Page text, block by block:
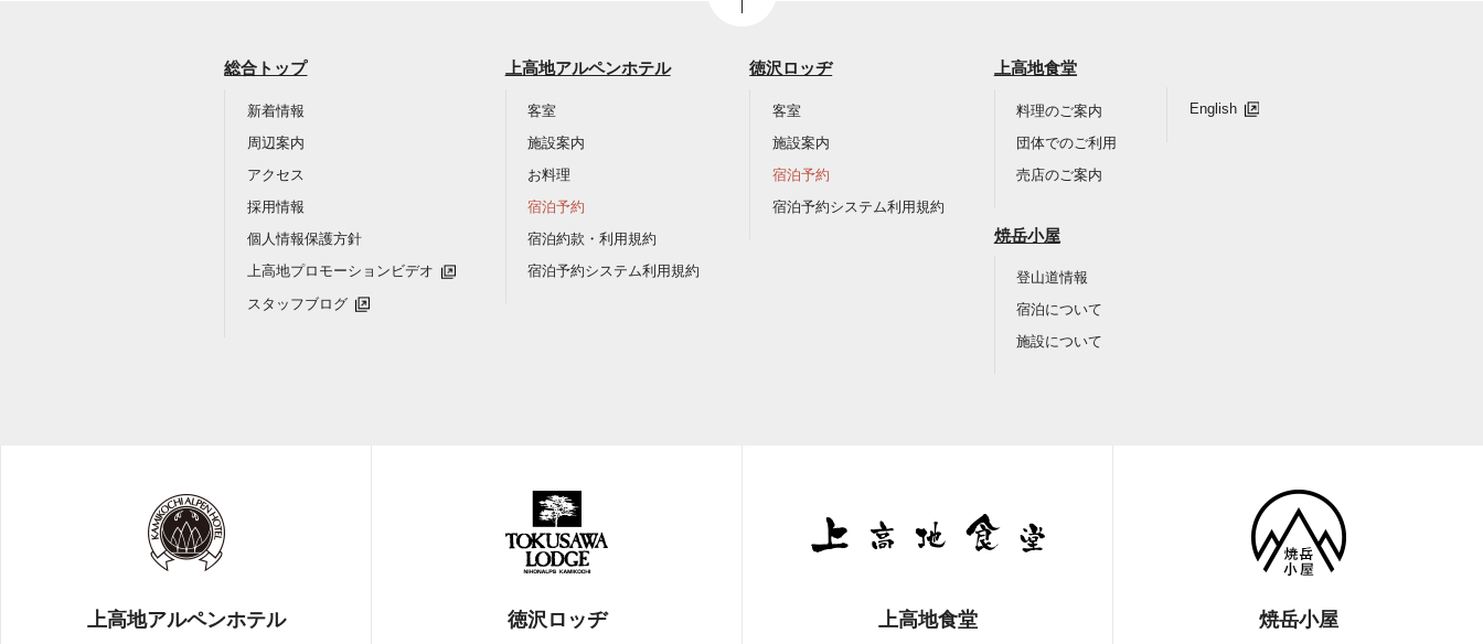
総合トップ
新着情報
周辺案内
アクセス
採用情報
個人情報保護方針
上高地プロモーションビデオ
スタッフブログ
上高地アルペンホテル
客室
施設案内
お料理
宿泊予約
宿泊約款・利用規約
宿泊予約システム利用規約
徳沢ロッヂ
客室
施設案内
宿泊予約
宿泊予約システム利用規約
上高地食堂
料理のご案内
団体でのご利用
売店のご案内
焼岳小屋
登山道情報
宿泊について
施設について
English
上高地アルペンホテル 徳沢ロッヂ 上高地食堂 焼岳小屋